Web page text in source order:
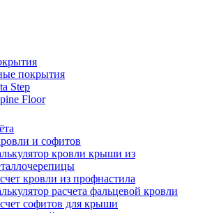
покрытия
Step
Floor
и софитов
кровли крыши из
кровли из профнастила
расчета фальцевой кровли
софитов для крыши